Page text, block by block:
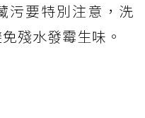
污要特別注意，洗
殘水發霉生味。